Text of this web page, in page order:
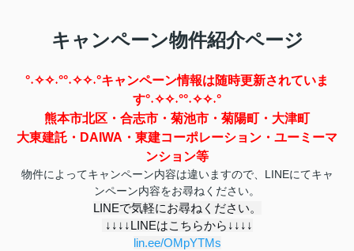
キャンペーン物件紹介ページ
°˖✧✧˖°°˖✧✧˖°キャンペーン情報は随時更新されていま
す°˖✧✧˖°°˖✧✧˖°
熊本市北区・合志市・菊池市・菊陽町・大津町
大東建託・DAIWA・東建コーポレーション・ユーミーマ
ンション等
物件によってキャンペーン内容は違いますので、LINEにてキャ
ンペーン内容をお尋ねください。
LINEで気軽にお尋ねください。
↓↓↓↓LINEはこちらから↓↓↓↓
lin.ee/OMpYTMs